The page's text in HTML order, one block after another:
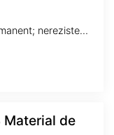
Proprietati chimice: elastic in mod permanent; nerezistent la solventi; rezistent-UV
Material de